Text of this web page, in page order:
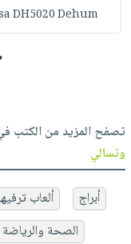
DH5020 Dehum
تصفح المزيد من الكتب في
وتسالي
أبراج ألعاب
الصحة والرياضة